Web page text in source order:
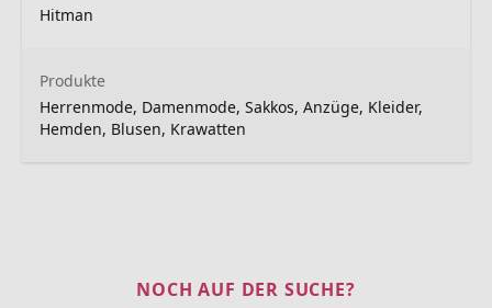
Hitman
Produkte
Herrenmode, Damenmode, Sakkos, Anzüge, Kleider,
Hemden, Blusen, Krawatten
NOCH AUF DER SUCHE?